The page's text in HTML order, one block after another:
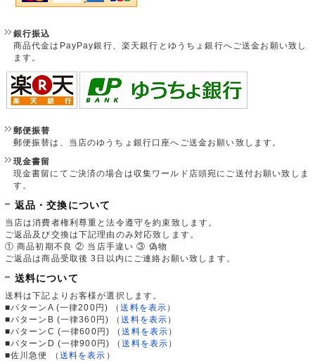
銀行振込
商品代金はPayPay銀行、楽天銀行とゆうちょ銀行へご送金お願い致し
ます。
郵便振替
郵便振替は、当店のゆうちょ銀行口座へご送金お願い致します。
現金書留
現金書留にてご決済の場合は収集ワールド店頭宛にご送付お願い致しま
す。
返品・交換について
当店は消費者権利尊重と法令遵守を約束致します。
ご返品及び交換は下記理由のみ対応致します。
① 商品初期不良 ② 当店手違い ③ 偽物
ご返品は商品受取後 3日以内にご連絡お願い致します。
送料について
送料は下記よりお客様が選択します。
■パターンA (一律200円)
（送料を表示 ）
■パターンB (一律360円)
（送料を表示 ）
■パターンC (一律600円)
（送料を表示 ）
■パターンD (一律900円)
（送料を表示 ）
■佐川急便
（ 送料を表示 ）